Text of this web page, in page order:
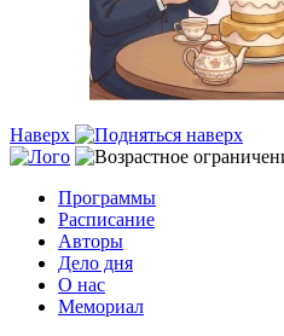
Наверх
Программы
Расписание
Авторы
Дело дня
О нас
Мемориал